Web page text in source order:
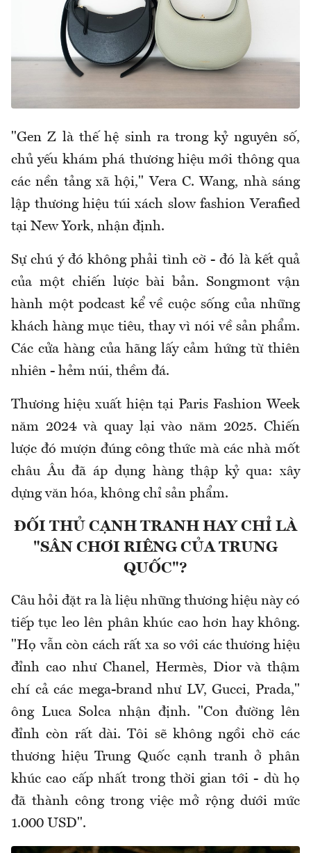
"Gen Z là thế hệ sinh ra trong kỷ nguyên số,
chủ yếu khám phá thương hiệu mới thông qua
các nền tảng xã hội," Vera C. Wang, nhà sáng
lập thương hiệu túi xách slow fashion Verafied
tại New York, nhận định.
Sự chú ý đó không phải tình cờ - đó là kết quả
của một chiến lược bài bản. Songmont vận
hành một podcast kể về cuộc sống của những
khách hàng mục tiêu, thay vì nói về sản phẩm.
Các cửa hàng của hãng lấy cảm hứng từ thiên
nhiên - hẻm núi, thềm đá.
Thương hiệu xuất hiện tại Paris Fashion Week
năm 2024 và quay lại vào năm 2025. Chiến
lược đó mượn đúng công thức mà các nhà mốt
châu Âu đã áp dụng hàng thập kỷ qua: xây
dựng văn hóa, không chỉ sản phẩm.
ĐỐI THỦ CẠNH TRANH HAY CHỈ LÀ
"SÂN CHƠI RIÊNG CỦA TRUNG
QUỐC"?
Câu hỏi đặt ra là liệu những thương hiệu này có
tiếp tục leo lên phân khúc cao hơn hay không.
"Họ vẫn còn cách rất xa so với các thương hiệu
đỉnh cao như Chanel, Hermès, Dior và thậm
chí cả các mega-brand như LV, Gucci, Prada,"
ông Luca Solca nhận định. "Con đường lên
đỉnh còn rất dài. Tôi sẽ không ngồi chờ các
thương hiệu Trung Quốc cạnh tranh ở phân
khúc cao cấp nhất trong thời gian tới - dù họ
đã thành công trong việc mở rộng dưới mức
1.000 USD".